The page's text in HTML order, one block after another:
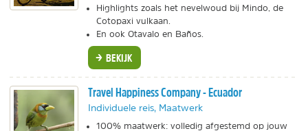
Highlights zoals het nevelwoud bij Mindo, de
Cotopaxi vulkaan.
En ook Otavalo en Baños.
BEKIJK
Travel Happiness Company - Ecuador
Individuele reis, Maatwerk
100% maatwerk: volledig afgestemd op jouw